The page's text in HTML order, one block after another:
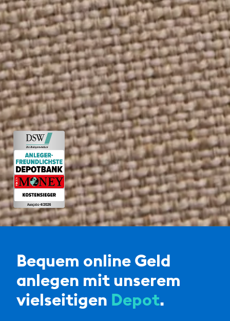
Bequem online Geld
anlegen mit unserem
vielseitigen Depot.